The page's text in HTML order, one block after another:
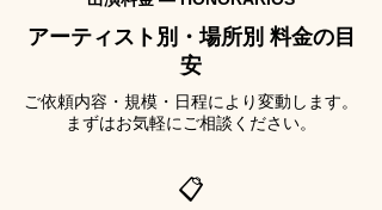
アーティスト別・場所別 料金の目
安
ご依頼内容・規模・日程により変動します。
まずはお気軽にご相談ください。
📋